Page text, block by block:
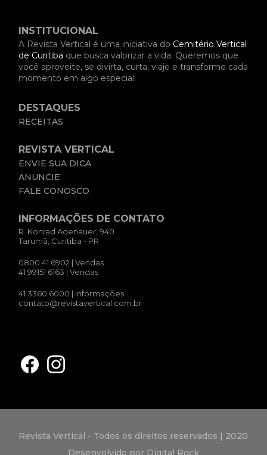
INSTITUCIONAL
A Revista Vertical é uma iniciativa do Cemitério Vertical
de Curitiba que busca valorizar a vida. Queremos que
você aproveite, se divirta, curta, viaje e transforme cada
momento em algo especial.
DESTAQUES
RECEITAS
REVISTA VERTICAL
ENVIE SUA DICA
ANUNCIE
FALE CONOSCO
INFORMAÇÕES DE CONTATO
R. Konrad Adenauer, 940
Tarumã, Curitiba - PR
0800 41 6902 | Vendas
41 99151 6163 | Vendas
41 3360 6000 | Informações
contato@revistavertical.com.br
Revista Vertical - Todos os direitos reservados | 2020
Desenvolvido por Digital Rock